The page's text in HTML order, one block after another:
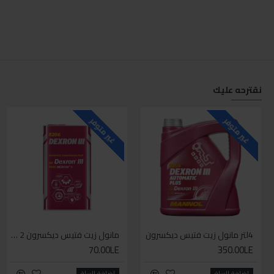
نقترحه عليك
غير متوفر
4لتر مانول زيت فتيس ديكسرون
350.00LE
غير متوفر
مانول زيت فتيس ديكسرون 2 لتر واحد
70.00LE